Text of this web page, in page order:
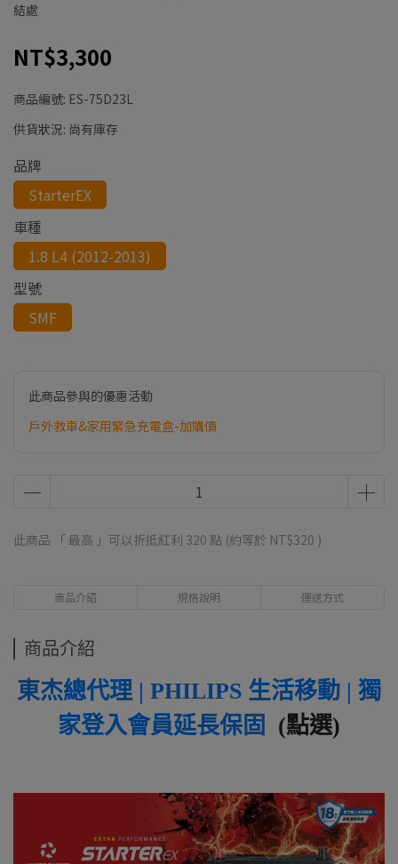
結處
NT$3,300
商品編號: ES-75D23L
供貨狀況: 尚有庫存
品牌
StarterEX
車種
1.8 L4 (2012-2013)
型號
SMF
此商品參與的優惠活動
戶外救車&家用緊急充電盒-加購價
此商品 「 最高 」可以折抵紅利 320 點 (約等於 NT$320 )
商品介紹 規格說明 運送方式
商品介紹
東杰總代理 | PHILIPS 生活移動 | 獨
家登入會員延長保固
(點選)